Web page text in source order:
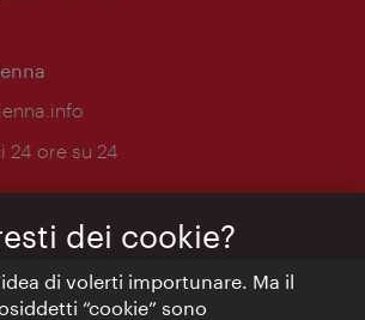
24 ore su 24
dei cookie?
di volerti importunare. Ma il
“cookie” sono